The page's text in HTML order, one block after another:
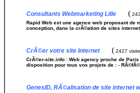
Consultants Webmarketing Lille (
Rapid Web est une agence web proposant
conception, dans la crÃ©ation de sites
CrÃ©er votre site Internet( 2427
CrÃ©er-site.info : Web agency proche de
disposition pour tous vos projets de : -
GenesID, RÃ©alisation de site internet